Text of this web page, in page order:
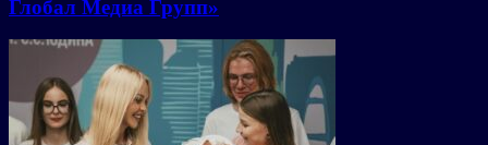
Глобал Медиа Групп»